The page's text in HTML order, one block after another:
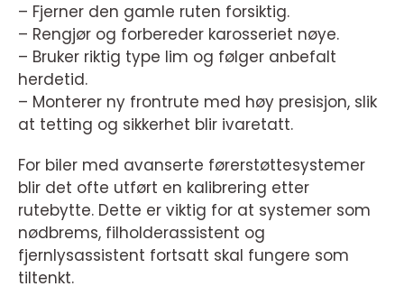
– Fjerner den gamle ruten forsiktig.
– Rengjør og forbereder karosseriet nøye.
– Bruker riktig type lim og følger anbefalt
herdetid.
– Monterer ny frontrute med høy presisjon, slik
at tetting og sikkerhet blir ivaretatt.
For biler med avanserte førerstøttesystemer
blir det ofte utført en kalibrering etter
rutebytte. Dette er viktig for at systemer som
nødbrems, filholderassistent og
fjernlysassistent fortsatt skal fungere som
tiltenkt.